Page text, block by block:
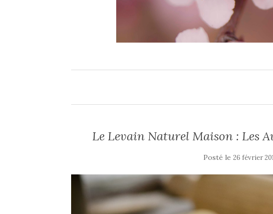
Le Levain Naturel Maison : Les
Posté le 26 février